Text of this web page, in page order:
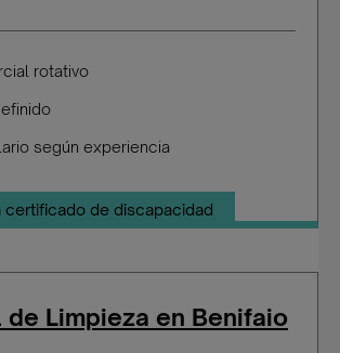
rotativo
según experiencia
certificado de discapacidad
de Limpieza en Benifaio